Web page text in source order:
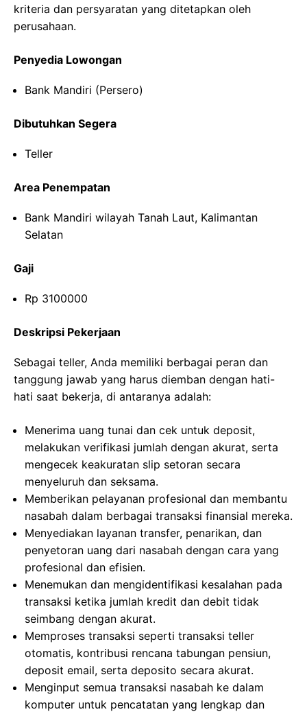
kriteria dan persyaratan yang ditetapkan oleh
perusahaan.
Penyedia Lowongan
Bank Mandiri (Persero)
Dibutuhkan Segera
Teller
Area Penempatan
Bank Mandiri wilayah Tanah Laut, Kalimantan
Selatan
Gaji
Rp 3100000
Deskripsi Pekerjaan
Sebagai teller, Anda memiliki berbagai peran dan
tanggung jawab yang harus diemban dengan hati-
hati saat bekerja, di antaranya adalah:
Menerima uang tunai dan cek untuk deposit,
melakukan verifikasi jumlah dengan akurat, serta
mengecek keakuratan slip setoran secara
menyeluruh dan seksama.
Memberikan pelayanan profesional dan membantu
nasabah dalam berbagai transaksi finansial mereka.
Menyediakan layanan transfer, penarikan, dan
penyetoran uang dari nasabah dengan cara yang
profesional dan efisien.
Menemukan dan mengidentifikasi kesalahan pada
transaksi ketika jumlah kredit dan debit tidak
seimbang dengan akurat.
Memproses transaksi seperti transaksi teller
otomatis, kontribusi rencana tabungan pensiun,
deposit email, serta deposito secara akurat.
Menginput semua transaksi nasabah ke dalam
komputer untuk pencatatan yang lengkap dan